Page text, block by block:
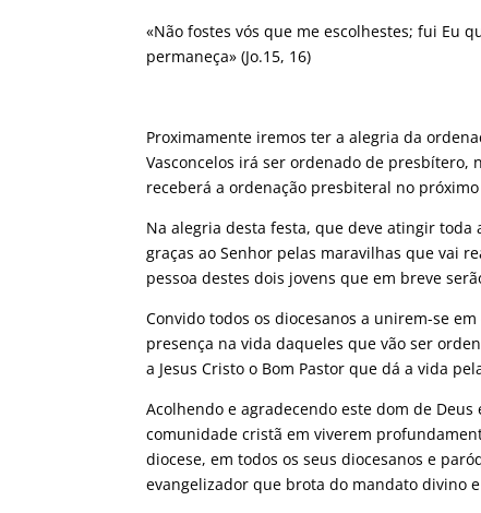
«Não fostes vós que me escolhestes; fui Eu
permaneça» (Jo.15, 16)
Proximamente iremos ter a alegria da
Vasconcelos irá ser ordenado de presbítero,
receberá a ordenação presbiteral no
Na alegria desta festa, que deve atingir
graças ao Senhor pelas maravilhas que vai
pessoa destes dois jovens que em breve
Convido todos os diocesanos a unirem-se
presença na vida daqueles que vão ser
a Jesus Cristo o Bom Pastor que dá a vida
Acolhendo e agradecendo este dom de
comunidade cristã em viverem
diocese, em todos os seus diocesanos e
evangelizador que brota do mandato divino